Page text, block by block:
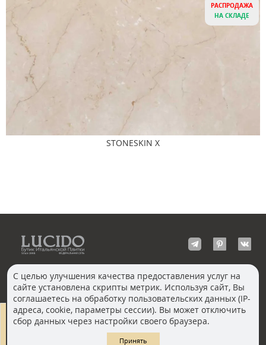
РАСПРОДАЖА
НА СКЛАДЕ
STONESKIN X
КОНТАКТЫ
Москва, Пречистенка
Волгоград
Екатеринбург
Казань
Новосибирск
Санкт-Петербург
С целью улучшения качества предоставления услуг на
сайте установлена скрипты метрик. Используя сайт, Вы
соглашаетесь на обработку пользовательских данных (IP-
адреса, cookie, параметры сессии). Вы может отключить
сбор данных через настройки своего браузера.
Принять